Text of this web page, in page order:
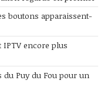
boutons apparaissent-
encore plus
du Puy du Fou pour un